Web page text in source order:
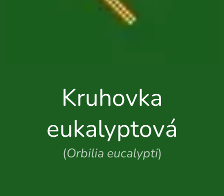
Kruhovka
eukalyptová
(Orbilia eucalypti)